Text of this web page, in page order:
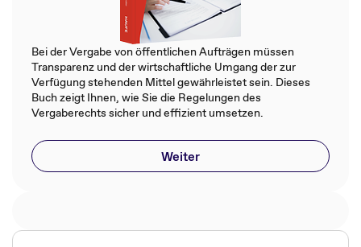
Bei der Vergabe von öffentlichen Aufträgen müssen
Transparenz und der wirtschaftliche Umgang der zur
Verfügung stehenden Mittel gewährleistet sein. Dieses
Buch zeigt Ihnen, wie Sie die Regelungen des
Vergaberechts sicher und effizient umsetzen.
Weiter